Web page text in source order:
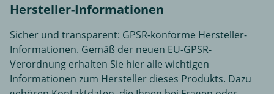
Hersteller-Informationen
Sicher und transparent: GPSR-konforme Hersteller-
Informationen. Gemäß der neuen EU-GPSR-
Verordnung erhalten Sie hier alle wichtigen
Informationen zum Hersteller dieses Produkts. Dazu